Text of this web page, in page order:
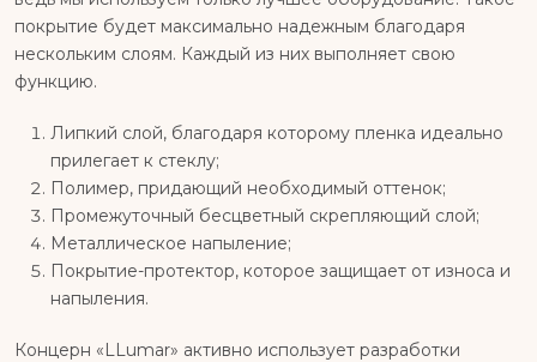
покрытие будет максимально надежным благодаря
нескольким слоям. Каждый из них выполняет свою
функцию.
Липкий слой, благодаря которому пленка идеально
прилегает к стеклу;
Полимер, придающий необходимый оттенок;
Промежуточный бесцветный скрепляющий слой;
Металлическое напыление;
Покрытие-протектор, которое защищает от износа и
напыления.
Концерн «LLumar» активно использует разработки